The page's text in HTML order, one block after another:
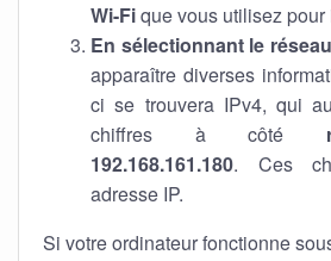
Wi-Fique vous utilisez pour
En sélectionnant le
apparaître diverses
ci se trouvera IPv4, qui
chiffres à côté
192.168.161.180. Ces
adresse IP.
Si votre ordinateur fonctionne